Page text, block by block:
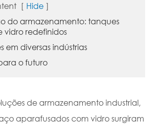
[ Hide ]
do armazenamento: tanques
vidro redefinidos
em diversas indústrias
o futuro
de armazenamento industrial,
aparafusados com vidro surgiram